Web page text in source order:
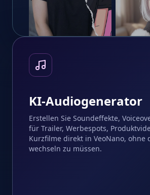
KI-Audiogenerator
Erstellen Sie Soundeffekte,
für Trailer, Werbespots,
Kurzfilme direkt in VeoNano, ohne
wechseln zu müssen.